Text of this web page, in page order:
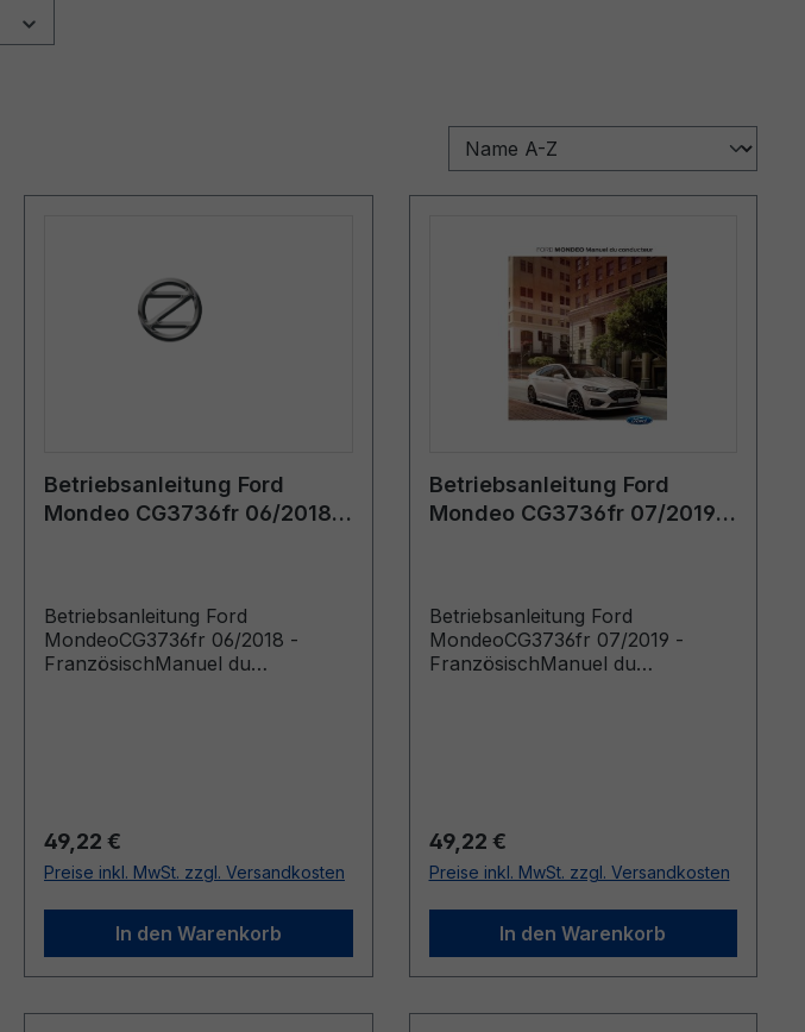
Betriebsanleitung Ford
Mondeo CG3736fr 06/2018 -
Betriebsanleitung Ford
MondeoCG3736fr 06/2018 -
FranzösischManuel du
Regulärer Preis:
49,22 €
Preise inkl. MwSt. zzgl. Versandkosten
In den Warenkorb
Betriebsanleitung Ford
Mondeo CG3736fr 07/2019 -
Betriebsanleitung Ford
MondeoCG3736fr 07/2019 -
FranzösischManuel du
Regulärer Preis:
49,22 €
Preise inkl. MwSt. zzgl. Versandkosten
In den Warenkorb